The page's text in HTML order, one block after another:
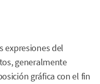
expresiones del
generalmente
gráfica con el fin